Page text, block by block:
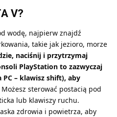
V?
wodę, najpierw znajdź
takie jak jezioro, morze
naciśnij i przytrzymaj
PlayStation to zazwyczaj
PC – klawisz shift), aby
Możesz sterować postacią pod
lub klawiszy ruchu.
zdrowia i powietrza, aby